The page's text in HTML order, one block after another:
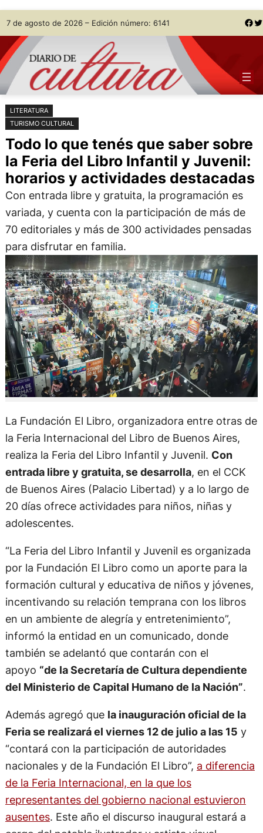
Saltar
al
contenido
Skip
to
content
7 de agosto de 2026 – Edición número: 6141 Facebook Twitter
LITERATURA
TURISMO CULTURAL
Todo lo que tenés que saber sobre
la Feria del Libro Infantil y Juvenil:
horarios y actividades destacadas
Con entrada libre y gratuita, la programación es
variada, y cuenta con la participación de más de
70 editoriales y más de 300 actividades pensadas
para disfrutar en familia.
La Fundación El Libro, organizadora entre otras de
la Feria Internacional del Libro de Buenos Aires,
realiza la Feria del Libro Infantil y Juvenil. Con
entrada libre y gratuita, se desarrolla, en el CCK
de Buenos Aires (Palacio Libertad) y a lo largo de
20 días ofrece actividades para niños, niñas y
adolescentes.
“La Feria del Libro Infantil y Juvenil es organizada
por la Fundación El Libro como un aporte para la
formación cultural y educativa de niños y jóvenes,
incentivando su relación temprana con los libros
en un ambiente de alegría y entretenimiento”,
informó la entidad en un comunicado, donde
también se adelantó que contarán con el
apoyo “de la Secretaría de Cultura dependiente
del Ministerio de Capital Humano de la Nación”.
Además agregó que la inauguración oficial de la
Feria se realizará el viernes 12 de julio a las 15 y
“contará con la participación de autoridades
nacionales y de la Fundación El Libro”, a diferencia
de la Feria Internacional, en la que los
representantes del gobierno nacional estuvieron
ausentes. Este año el discurso inaugural estará a